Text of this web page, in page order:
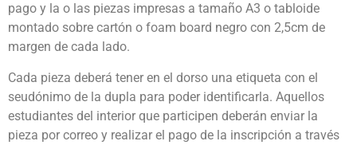
pago y la o las piezas impresas a tamaño A3 o tabloide
montado sobre cartón o foam board negro con 2,5cm de
margen de cada lado.
Cada pieza deberá tener en el dorso una etiqueta con el
seudónimo de la dupla para poder identificarla. Aquellos
estudiantes del interior que participen deberán enviar la
pieza por correo y realizar el pago de la inscripción a través